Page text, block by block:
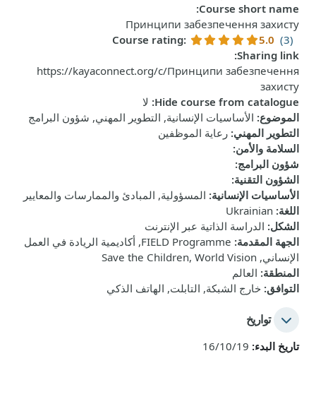
Course short name
:
Принципи забезпечення захисту
Course rating: 5.0 (3)
Sharing link
:
https://kayaconnect.org/c/Принципи забезпечення
захисту
Hide course from catalogue
: لا
الموضوع: الأساسيات الإنسانية, التطوير المهني, شؤون البرامج
التطوير المهني: رعاية الموظفين
السلامة والأمن:
شؤون البرامج:
الشؤون التقنية:
الأساسيات الإنسانية: المسؤولية, المبادئ والممارسات والمعايير
اللغة:
Ukrainian
الشكل: الدراسة الذاتية عبر الإنترنت
الجهة المقدمة:
FIELD Programme, أكاديمية الريادة في العمل
الإنساني, Save the Children, World Vision
المنطقة: العالم
التوافق: خارج الشبكة, التابلت, الهاتف الذكي
تواريخ
تاريخ البدء: